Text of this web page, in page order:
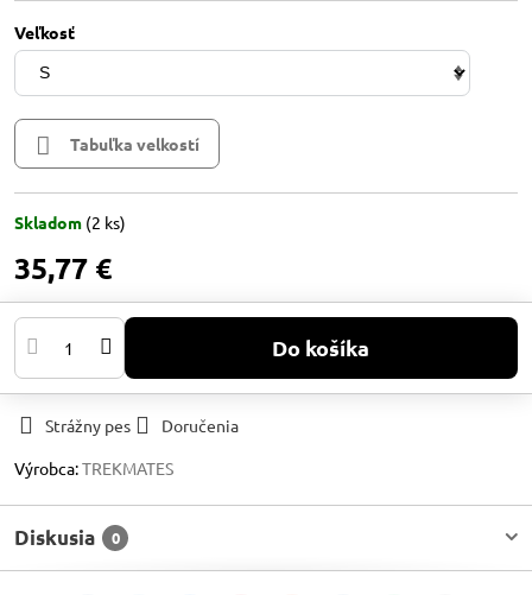
Veľkosť
Tabuľka velkostí
Skladom (2 ks)
35,77 €
Do košíka
Strážny pes
Doručenia
Výrobca:TREKMATES
Diskusia 0